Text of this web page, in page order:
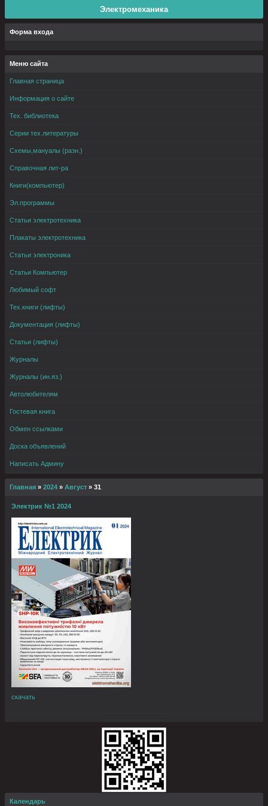
Электромеханика
Форма входа
Меню сайта
Главная страница
Информация о сайте
Тех. библиотека
Серии тех.литературы
Схемы,мануалы (разн.)
Справочная лит-ра
Книги(компьютер)
Эл.программы
Статьи электротехника
Плакаты электротехника
Статьи электроника
Статьи Компьютер
Любимый софт
Тех.книги (лифты)
Документация (лифты)
Статьи (лифты)
Журналы
Журналы (ин.яз.)
Автолюбителям
Гостевая книга
Обмен ссылками
Доска объявлений
Написать Админу
Главная » 2024 » Август » 31
Электрик №1 2024
скачать
Календарь